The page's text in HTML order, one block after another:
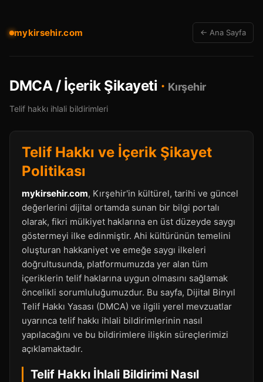
mykirsehir.com ← Ana Sayfa
DMCA / İçerik Şikayeti · Kırşehir
Telif hakkı ihlali bildirimleri
Telif Hakkı ve İçerik Şikayet
Politikası
mykirsehir.com, Kırşehir'in kültürel, tarihi ve güncel
değerlerini dijital ortamda sunan bir bilgi portalı
olarak, fikri mülkiyet haklarına en üst düzeyde saygı
göstermeyi ilke edinmiştir. Ahi kültürünün temelini
oluşturan hakkaniyet ve emeğe saygı ilkeleri
doğrultusunda, platformumuzda yer alan tüm
içeriklerin telif haklarına uygun olmasını sağlamak
öncelikli sorumluluğumuzdur. Bu sayfa, Dijital Binyıl
Telif Hakkı Yasası (DMCA) ve ilgili yerel mevzuatlar
uyarınca telif hakkı ihlali bildirimlerinin nasıl
yapılacağını ve bu bildirimlere ilişkin süreçlerimizi
açıklamaktadır.
Telif Hakkı İhlali Bildirimi Nasıl